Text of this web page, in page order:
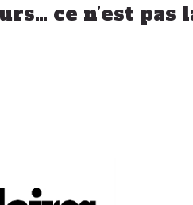
ce n’est pas